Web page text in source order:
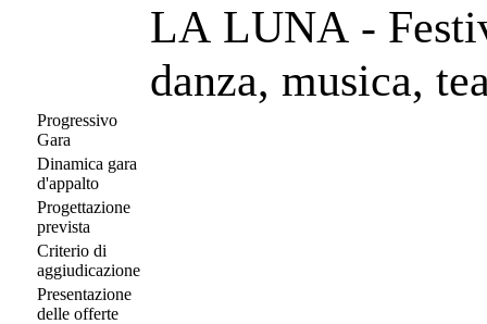
LA LUNA -
danza, musica,
Progressivo
Gara
Dinamica gara
d'appalto
Progettazione
prevista
Criterio di
aggiudicazione
Presentazione
delle offerte